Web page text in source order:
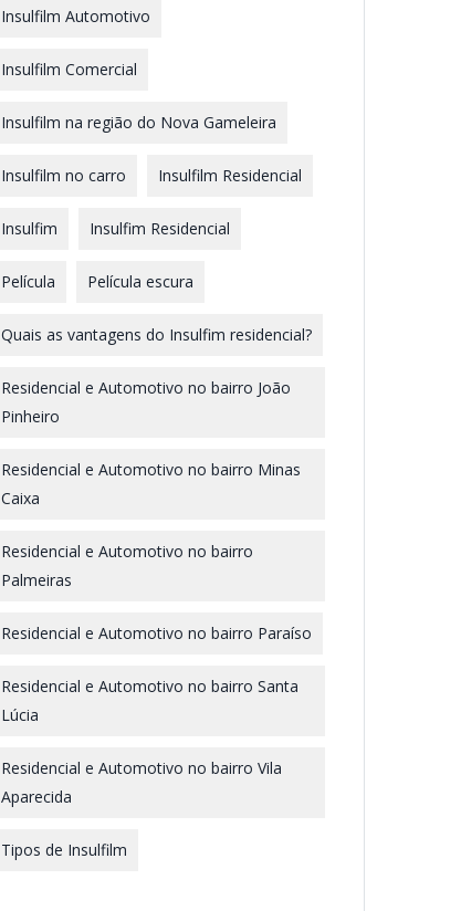
Insulfilm Automotivo
Insulfilm Comercial
Insulfilm na região do Nova Gameleira
Insulfilm no carro Insulfilm Residencial
Insulfim Insulfim Residencial
Película Película escura
Quais as vantagens do Insulfim residencial?
Residencial e Automotivo no bairro João
Pinheiro
Residencial e Automotivo no bairro Minas
Caixa
Residencial e Automotivo no bairro
Palmeiras
Residencial e Automotivo no bairro Paraíso
Residencial e Automotivo no bairro Santa
Lúcia
Residencial e Automotivo no bairro Vila
Aparecida
Tipos de Insulfilm